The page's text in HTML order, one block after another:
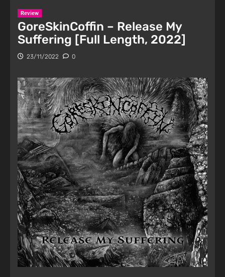
Review
GoreSkinCoffin – Release My
Suffering [Full Length, 2022]
23/11/2022 0